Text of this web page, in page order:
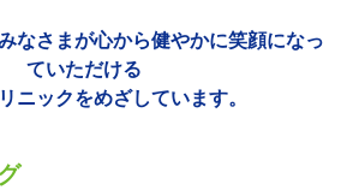
なさまが心から健やかに笑顔になっ
ていただける
ニックをめざしています。